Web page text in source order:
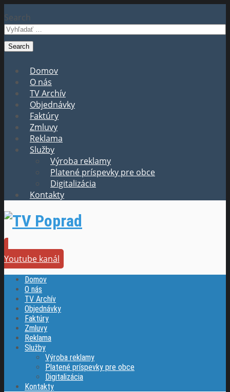
Search
Domov
O nás
TV Archív
Objednávky
Faktúry
Zmluvy
Reklama
Služby
Výroba reklamy
Platené príspevky pre obce
Digitalizácia
Kontakty
Youtube kanál
Domov
O nás
TV Archív
Objednávky
Faktúry
Zmluvy
Reklama
Služby
Výroba reklamy
Platené príspevky pre obce
Digitalizácia
Kontakty